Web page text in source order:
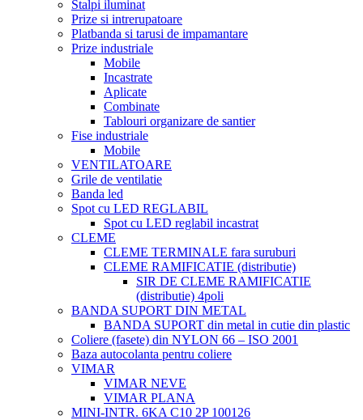
Stalpi iluminat
Prize si intrerupatoare
Platbanda si tarusi de impamantare
Prize industriale
Mobile
Incastrate
Aplicate
Combinate
Tablouri organizare de santier
Fise industriale
Mobile
VENTILATOARE
Grile de ventilatie
Banda led
Spot cu LED REGLABIL
Spot cu LED reglabil incastrat
CLEME
CLEME TERMINALE fara suruburi
CLEME RAMIFICATIE (distributie)
SIR DE CLEME RAMIFICATIE
(distributie) 4poli
BANDA SUPORT DIN METAL
BANDA SUPORT din metal in cutie din plastic
Coliere (fasete) din NYLON 66 – ISO 2001
Baza autocolanta pentru coliere
VIMAR
VIMAR NEVE
VIMAR PLANA
MINI-INTR. 6KA C10 2P 100126